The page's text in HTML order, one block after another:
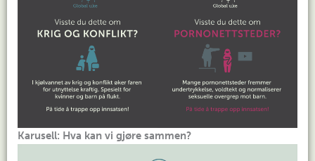
Karusell: Hva kan vi gjøre sammen?